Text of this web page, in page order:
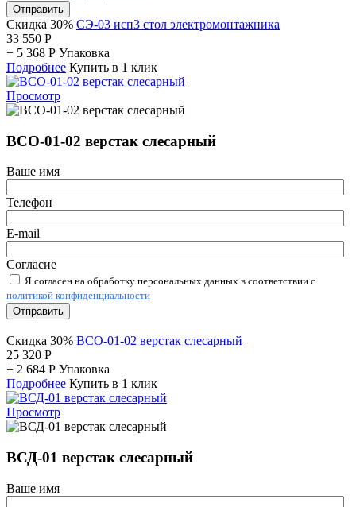
Отправить
Скидка 30% СЭ-03 исп3 стол электромонтажника
33 550 Р
+ 5 368 Р Упаковка
Подробнее Купить в 1 клик
Просмотр
ВСО-01-02 верстак слесарный
Ваше имя
Телефон
E-mail
Согласие
Я согласен на обработку персональных данных в соответствии с
политикой конфиденциальности
Отправить
Скидка 30% ВСО-01-02 верстак слесарный
25 320 Р
+ 2 684 Р Упаковка
Подробнее Купить в 1 клик
Просмотр
ВСД-01 верстак слесарный
Ваше имя